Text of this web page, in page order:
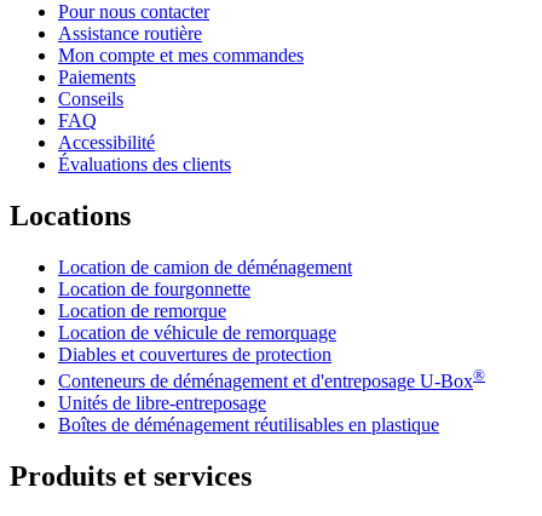
Pour nous contacter
Assistance routière
Mon compte et mes commandes
Paiements
Conseils
FAQ
Accessibilité
Évaluations des clients
Locations
Location de camion de déménagement
Location de fourgonnette
Location de remorque
Location de véhicule de remorquage
Diables et couvertures de protection
Conteneurs de déménagement et d'entreposage U-Box®
Unités de libre-entreposage
Boîtes de déménagement réutilisables en plastique
Produits et services